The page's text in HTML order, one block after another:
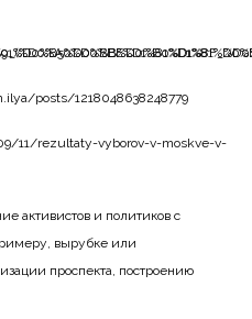
posts/1218048638248779
11/rezultaty-vyborov-v-moskve-v-
активистов и политиков с
вырубке или
проспекта, построению